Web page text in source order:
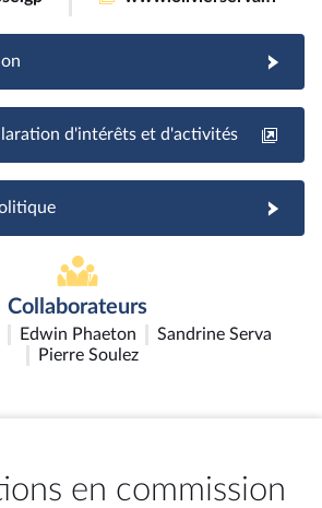
d'intérêts et d'activités
Collaborateurs
Edwin Phaeton
Sandrine Serva
Pierre Soulez
en commission